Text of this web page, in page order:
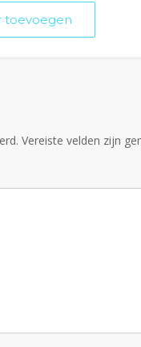
toevoegen
Vereiste velden zijn